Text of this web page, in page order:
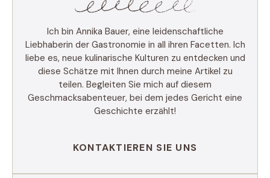
Ich bin Annika Bauer, eine leidenschaftliche
Liebhaberin der Gastronomie in all ihren Facetten. Ich
liebe es, neue kulinarische Kulturen zu entdecken und
diese Schätze mit Ihnen durch meine Artikel zu
teilen. Begleiten Sie mich auf diesem
Geschmacksabenteuer, bei dem jedes Gericht eine
Geschichte erzählt!
KONTAKTIEREN SIE UNS